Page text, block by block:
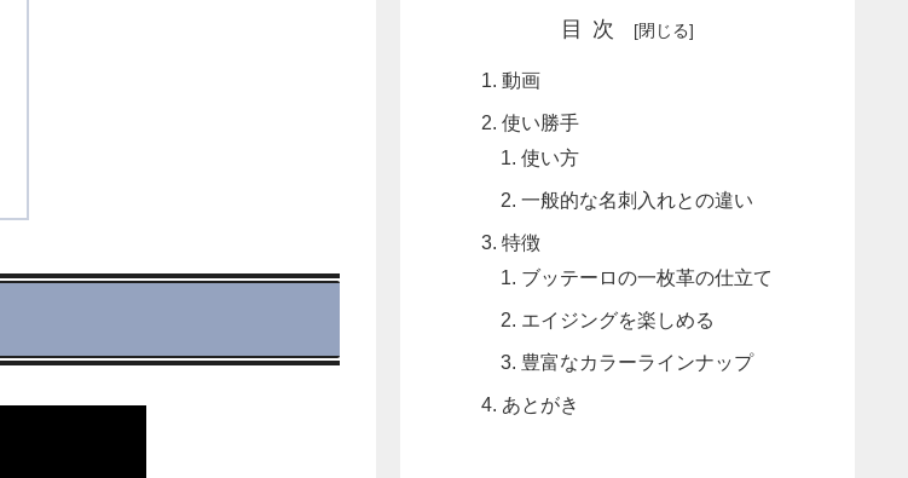
目次
動画
使い勝手
使い方
一般的な名刺入れとの違い
特徴
ブッテーロの一枚革の仕立て
エイジングを楽しめる
豊富なカラーラインナップ
あとがき